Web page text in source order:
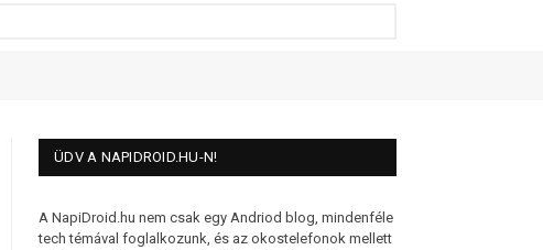
ÜDV A NAPIDROID.HU-N!
A NapiDroid.hu nem csak egy Andriod blog, mindenféle
tech témával foglalkozunk, és az okostelefonok mellett